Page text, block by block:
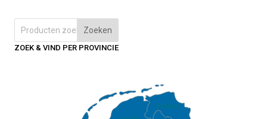
Zoeken
ZOEK & VIND PER PROVINCIE
Groningen